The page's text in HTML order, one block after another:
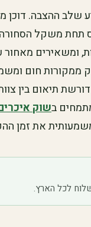
שלב ההצבה.
תחת משקל
ומשאירים מאחור
ממקורות חום
תיאום בין
בשוק
את זמן
לכל הארץ.